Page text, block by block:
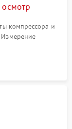
Подробнее →
компрессора и
Измерение
термостата и
дисплея.